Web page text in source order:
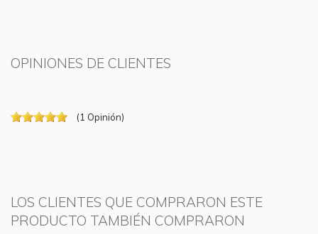
OPINIONES DE CLIENTES
(1 Opinión)
LOS CLIENTES QUE COMPRARON ESTE
PRODUCTO TAMBIÉN COMPRARON